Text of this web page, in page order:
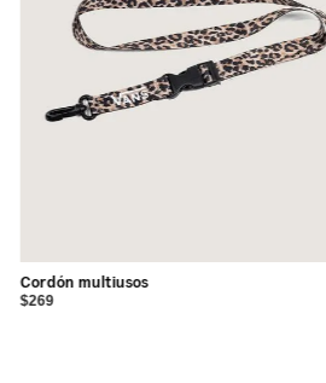
Cordón multiusos
$269